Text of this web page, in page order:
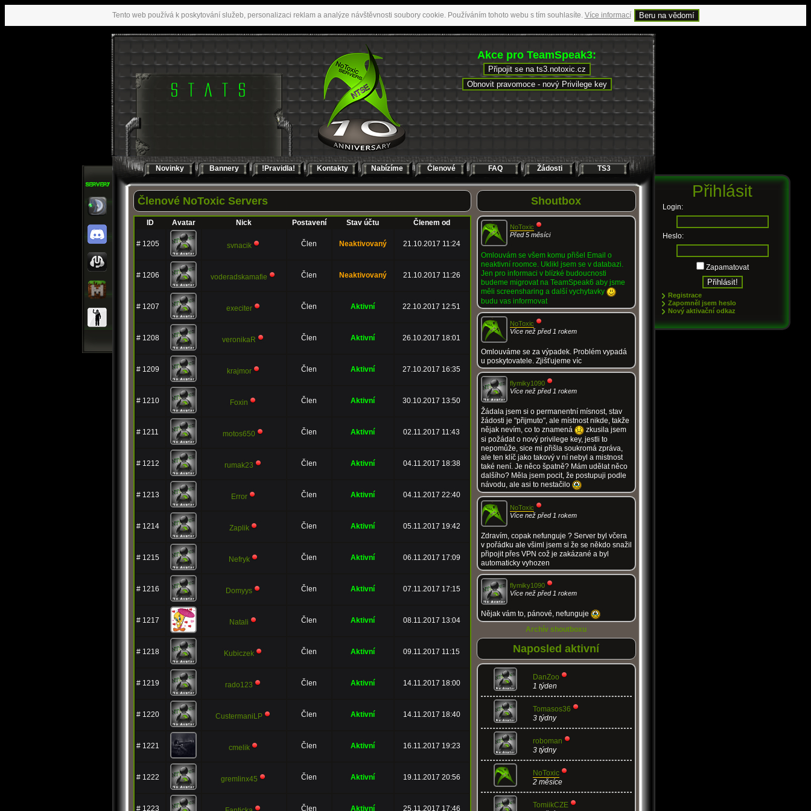
Tento web používá k poskytování služeb, personalizaci reklam a analýze návštěvnosti soubory cookie. Používáním tohoto webu s tím souhlasíte. Více informací Beru na vědomí
Akce pro TeamSpeak3:
Připojit se na ts3.notoxic.cz
Obnovit pravomoce - nový Privilege key
Novinky Bannery !Pravidla! Kontakty Nabízíme Členové FAQ Žádosti TS3
Přihlásit
Login:
Heslo:
Zapamatovat
Registrace
Zapomněl jsem heslo
Nový aktivační odkaz
Členové NoToxic Servers
ID Avatar Nick Postavení Stav účtu Členem od
# 1205 svnacik Člen Neaktivovaný 21.10.2017 11:24
# 1206 voderadskamafie Člen Neaktivovaný 21.10.2017 11:26
# 1207 execiter Člen Aktivní 22.10.2017 12:51
# 1208 veronikaR Člen Aktivní 26.10.2017 18:01
# 1209 krajmor Člen Aktivní 27.10.2017 16:35
# 1210 Foxin Člen Aktivní 30.10.2017 13:50
# 1211 motos650 Člen Aktivní 02.11.2017 11:43
# 1212 rumak23 Člen Aktivní 04.11.2017 18:38
# 1213 Error Člen Aktivní 04.11.2017 22:40
# 1214 Zaplik Člen Aktivní 05.11.2017 19:42
# 1215 Nefryk Člen Aktivní 06.11.2017 17:09
# 1216 Domyys Člen Aktivní 07.11.2017 17:15
# 1217 Natali Člen Aktivní 08.11.2017 13:04
# 1218 Kubiczek Člen Aktivní 09.11.2017 11:15
# 1219 rado123 Člen Aktivní 14.11.2017 18:00
# 1220 CustermaniLP Člen Aktivní 14.11.2017 18:40
# 1221 cmelik Člen Aktivní 16.11.2017 19:23
# 1222 gremlinx45 Člen Aktivní 19.11.2017 20:56
# 1223 Člen Aktivní 25.11.2017 17:46
Shoutbox
NoToxic
Před 5 měsíci
Omlouvám se všem komu přišel Email o
neaktivní roomce. Uklikl jsem se v databazi.
Jen pro informaci v blízké budoucnosti
budeme migrovat na TeamSpeak6 aby jsme
měli screensharing a další vychytavky
budu vas informovat
NoToxic
Více než před 1 rokem
Omlouváme se za výpadek. Problém vypadá
u poskytovatele. Zjišťujeme víc
flymiky1090
Více než před 1 rokem
Žádala jsem si o permanentní mísnost, stav
žádosti je "přijmuto", ale místnost nikde, takže
nějak nevím, co to znamená
zkusila jsem
si požádat o nový privilege key, jestli to
nepomůže, sice mi přišla soukromá zpráva,
ale ten klíč jako takový v ní nebyl a mistnost
také není. Je něco špatně? Mám udělat něco
dalšího? Měla jsem pocit, že postupuji podle
návodu, ale asi to nestačilo
NoToxic
Více než před 1 rokem
Zdravím, copak nefunguje ? Server byl včera
v pořádku ale všiml jsem si že se někdo snažil
připojit přes VPN což je zakázané a byl
automaticky vyhozen
flymiky1090
Více než před 1 rokem
Nějak vám to, pánové, nefunguje
Archív shoutboxu
Naposled aktivní
DanZoo
1 týden
Tomasos36
3 týdny
roboman
3 týdny
NoToxic
2 měsíce
TomiikCZE